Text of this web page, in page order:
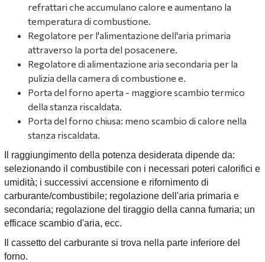
refrattari che accumulano calore e aumentano la
temperatura di combustione.
Regolatore per l'alimentazione dell'aria primaria
attraverso la porta del posacenere.
Regolatore di alimentazione aria secondaria per la
pulizia della camera di combustione e.
Porta del forno aperta - maggiore scambio termico
della stanza riscaldata.
Porta del forno chiusa: meno scambio di calore nella
stanza riscaldata.
Il raggiungimento della potenza desiderata dipende da:
selezionando il combustibile con i necessari poteri calorifici e
umidità; i successivi accensione e rifornimento di
carburante/combustibile; regolazione dell'aria primaria e
secondaria; regolazione del tiraggio della canna fumaria; un
efficace scambio d'aria, ecc.
Il cassetto del carburante si trova nella parte inferiore del
forno.